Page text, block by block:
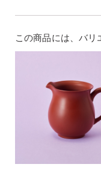
この商品には、バリ